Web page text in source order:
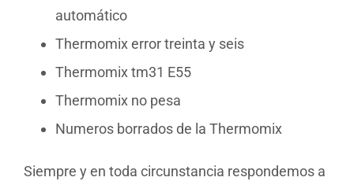
automático
Thermomix error treinta y seis
Thermomix tm31 E55
Thermomix no pesa
Numeros borrados de la Thermomix
Siempre y en toda circunstancia respondemos a